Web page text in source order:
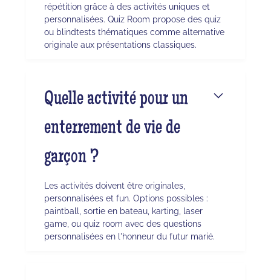
répétition grâce à des activités uniques et
personnalisées. Quiz Room propose des quiz
ou blindtests thématiques comme alternative
originale aux présentations classiques.
Quelle activité pour un
enterrement de vie de
garçon ?
Les activités doivent être originales,
personnalisées et fun. Options possibles :
paintball, sortie en bateau, karting, laser
game, ou quiz room avec des questions
personnalisées en l'honneur du futur marié.